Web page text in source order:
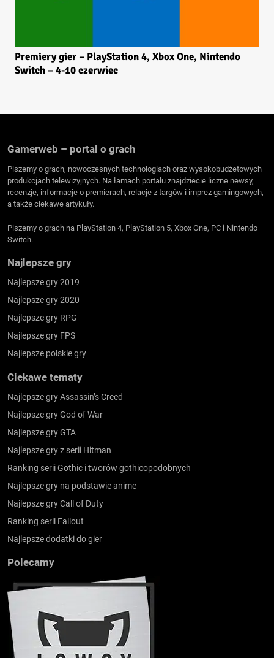
Premiery gier – PlayStation 4, Xbox One, Nintendo
Switch – 4-10 czerwiec
Gamerweb – portal o grach
Piszemy o grach, nowoczesnych technologiach oraz wysokobudżetowych
produkcjach telewizyjnych. Na łamach portalu znajdziecie liczne newsy,
recenzje, informacje o premierach, relacje z targów i imprez gamingowych,
a także ciekawe artykuły.
Piszemy o grach na PlayStation 4, PlayStation 5, Xbox One, PC i Nintendo
Switch.
Najlepsze gry
Najlepsze gry 2019
Najlepsze gry 2020
Najlepsze gry RPG
Najlepsze gry FPS
Najlepsze polskie gry
Ciekawe tematy
Najlepsze gry Assassin’s Creed
Najlepsze gry God of War
Najlepsze gry GTA
Najlepsze gry z serii Hitman
Ranking serii Gothic i tworów gothicopodobnych
Najlepsze gry na podstawie anime
Najlepsze gry Call of Duty
Ranking serii Fallout
Najlepsze dodatki do gier
Polecamy